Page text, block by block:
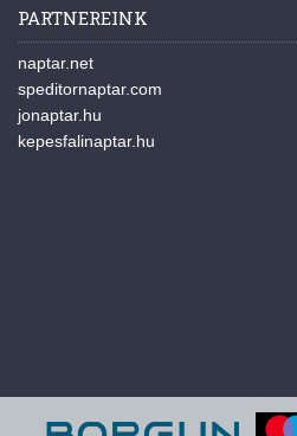
PARTNEREINK
naptar.net
speditornaptar.com
jonaptar.hu
kepesfalinaptar.hu